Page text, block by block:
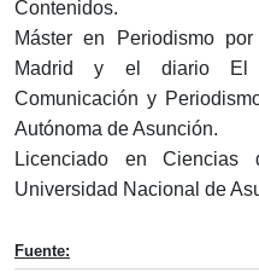
Contenidos.
Máster en Periodismo
Madrid y el diario El
Comunicación y
Autónoma de Asunción.
Licenciado en
Universidad Nacional de
Fuente: